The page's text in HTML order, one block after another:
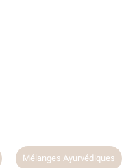
Mélanges Ayurvédiques